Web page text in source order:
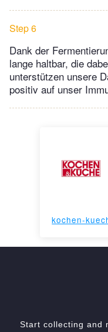
Step 6
Dank der
lange haltbar, die
unterstützen unsere
positiv auf unser
kochen-
Start collecting and